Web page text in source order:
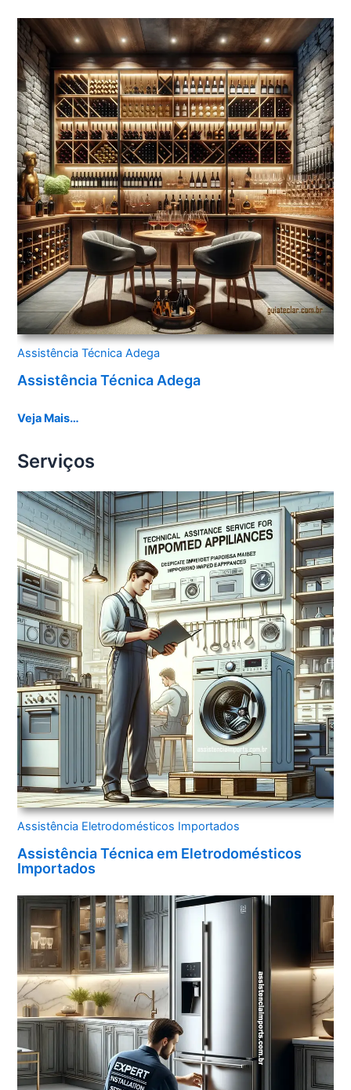
Assistência Técnica Adega
Assistência Técnica Adega
Veja Mais…
Serviços
Assistência Eletrodomésticos Importados
Assistência Técnica em Eletrodomésticos
Importados